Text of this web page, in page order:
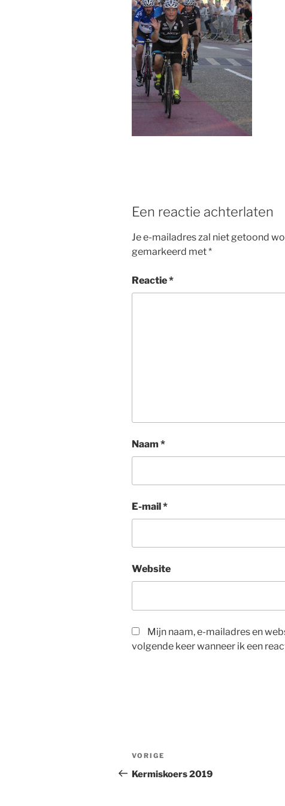
b
o
o
k
st
Een reactie achterlaten
Je e-mailadres zal niet getoond
gemarkeerd met*
Reactie*
Naam *
E-mail*
Website
Mijn naam, e-mailadres en
volgende keer wanneer ik een
Berichtnavigatie
Vorig
bericht
VORIGE
Kermiskoers 2019